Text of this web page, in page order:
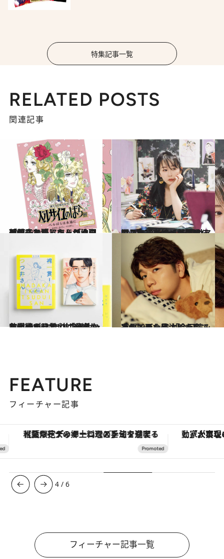
特集記事一覧
RELATED POSTS
関連記事
2022.9.7
「頼りないアンドレは理想の夫かも」ベルばらファン、三浦しをんが池田理代子と語るキャラクター愛
カルチャー 2022.9.19
縦スク、グローバル展開、NFT… マンガで時代の最先端を行く！ 東村アキコの現在地【前篇】
カルチャー
2022.9.18
和山やま×つづ井スペシャル対談で ふたりの意外な共通点が発覚！ 「作品から出ている匂いは一緒かも」
カルチャー 2022.9.7
声優・西山宏太朗を育てたマンガ８作 「今回読み返してまた号泣しました」
カルチャー
FEATURE
フィーチャー記事
【夏限定ディナーコース】旬を迎える稚鮎や花ズッキーニなどをイタリア・トスカーナの郷土料理の手法で満喫！
4 /6
フィーチャー記事一覧